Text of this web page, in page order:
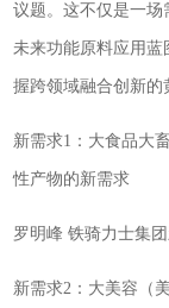
议题。这不仅是一场
未来功能原料应用
握跨领域融合创新的
新需求1：大食品大
性产物的新需求
罗明峰 铁骑力士集
新需求2：大美容（